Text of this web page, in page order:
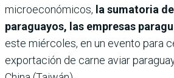
microeconómicos, la sumatoria
paraguayos, las empresas
este miércoles, en un evento para
exportación de carne aviar